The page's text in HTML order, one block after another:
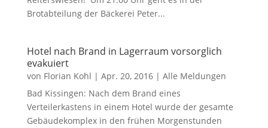
Brotabteilung der Bäckerei Peter...
Hotel nach Brand in Lagerraum vorsorglich
evakuiert
von Florian Kohl | Apr. 20, 2016| Alle Meldungen
Bad Kissingen: Nach dem Brand eines
Verteilerkastens in einem Hotel wurde der gesamte
Gebäudekomplex in den frühen Morgenstunden